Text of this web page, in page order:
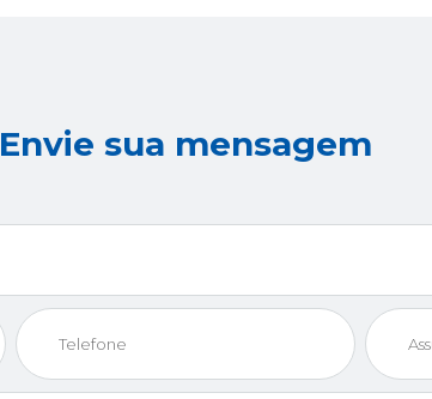
Envie sua mensagem
Telefone Assunto